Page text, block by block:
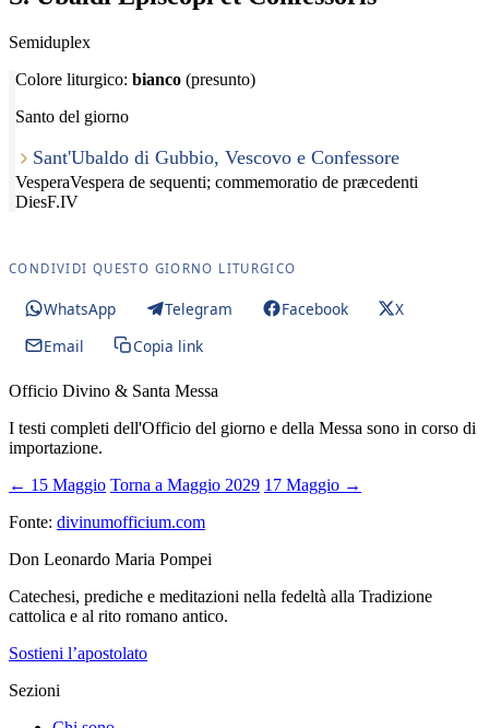
Semiduplex
Colore liturgico: bianco (presunto)
Santo del giorno
Sant'Ubaldo di Gubbio, Vescovo e Confessore
VesperaVespera de sequenti; commemoratio de præcedenti
DiesF.IV
CONDIVIDI QUESTO GIORNO LITURGICO
WhatsApp Telegram Facebook
X
Email
Copia link
Officio Divino & Santa Messa
I testi completi dell'Officio del giorno e della Messa sono in corso di
importazione.
← 15 Maggio Torna a Maggio 2029 17 Maggio →
Fonte: divinumofficium.com
Don Leonardo Maria Pompei
Catechesi, prediche e meditazioni nella fedeltà alla Tradizione
cattolica e al rito romano antico.
Sostieni l’apostolato
Sezioni